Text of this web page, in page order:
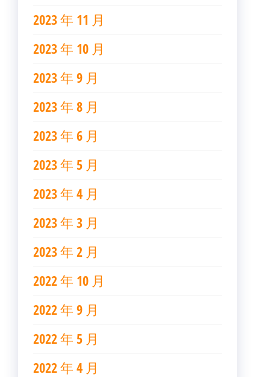
2023 年 11 月
2023 年 10 月
2023 年 9 月
2023 年 8 月
2023 年 6 月
2023 年 5 月
2023 年 4 月
2023 年 3 月
2023 年 2 月
2022 年 10 月
2022 年 9 月
2022 年 5 月
2022 年 4 月